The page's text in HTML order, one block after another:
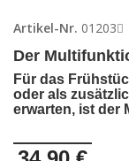
Artikel-Nr. 01203
Der
Für das
oder als
erwarten, ist der